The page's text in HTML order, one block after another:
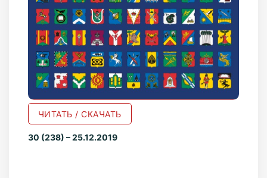
ЧИТАТЬ / СКАЧАТЬ
30 (238) – 25.12.2019